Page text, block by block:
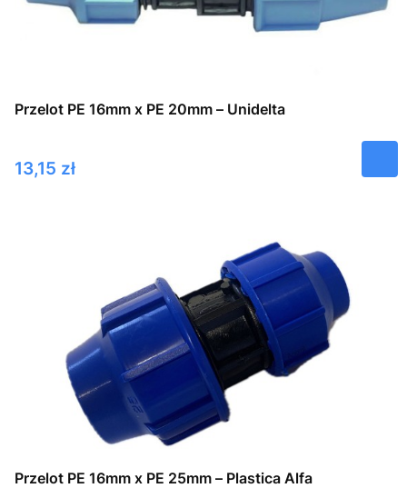
Przelot PE 16mm x PE 20mm – Unidelta
Cena
13,15 zł
Przelot PE 16mm x PE 25mm – Plastica Alfa